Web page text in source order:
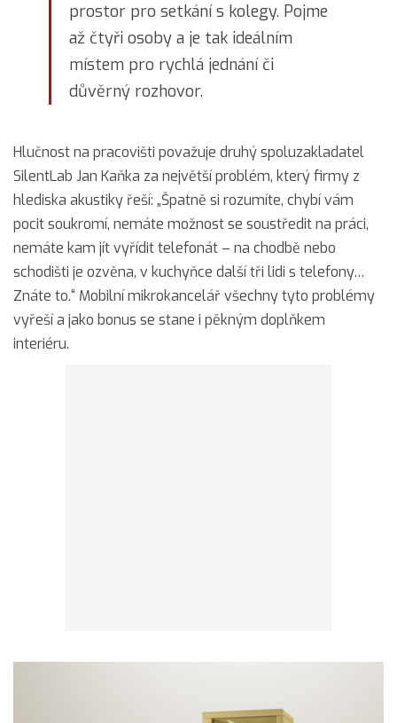
prostor pro setkání s kolegy. Pojme
až čtyři osoby a je tak ideálním
místem pro rychlá jednání či
důvěrný rozhovor.
Hlučnost na pracovišti považuje druhý spoluzakladatel
SilentLab Jan Kaňka za největší problém, který firmy z
hlediska akustiky řeší: „Špatně si rozumíte, chybí vám
pocit soukromí, nemáte možnost se soustředit na práci,
nemáte kam jít vyřídit telefonát – na chodbě nebo
schodišti je ozvěna, v kuchyňce další tři lidi s telefony…
Znáte to.“ Mobilní mikrokancelář všechny tyto problémy
vyřeší a jako bonus se stane i pěkným doplňkem
interiéru.